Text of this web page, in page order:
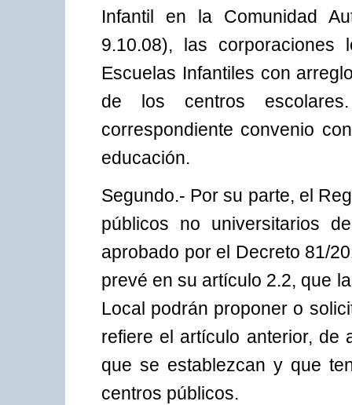
Infantil en la Comunidad
9.10.08), las
Escuelas Infantiles con
de los centros
correspondiente convenio
educación.
Segundo.- Por su parte, el
públicos no universitarios
aprobado por el Decreto 81/
prevé en su artículo 2.2, que
Local podrán proponer o
refiere el artículo anterior, de
que se establezcan y que
centros públicos.